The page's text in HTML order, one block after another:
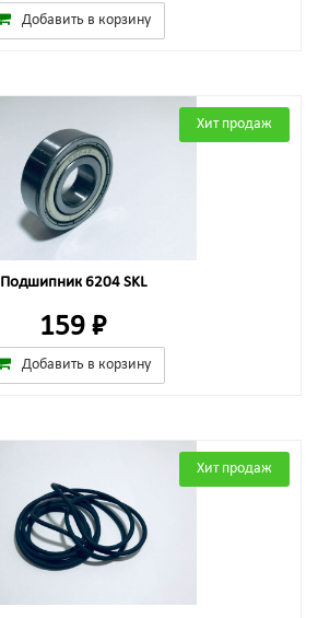
Добавить в корзину
Хит продаж
Подшипник 6204 SKL
159 ₽
Добавить в корзину
Хит продаж